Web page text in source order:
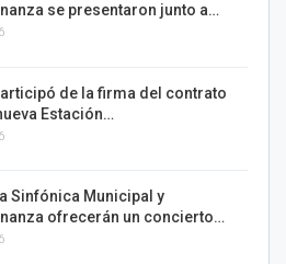
se presentaron junto a…
de la firma del contrato
Estación…
Sinfónica Municipal y
ofrecerán un concierto…